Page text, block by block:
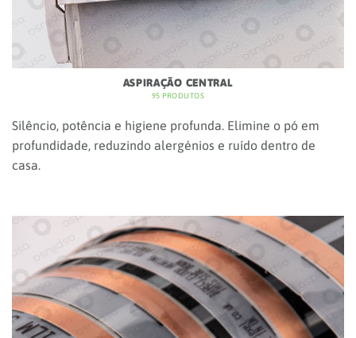
AQUECIMENTO RADIANTE ELÉTRICO
16 PRODUTOS
Conforto térmico uniforme com baixo consumo. Uma
solução invisível, silenciosa e fácil de controlar em cada
divisão.